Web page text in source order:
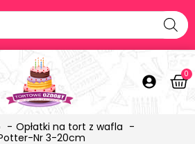
0
Opłatki na tort z wafla
Nr 3-20cm